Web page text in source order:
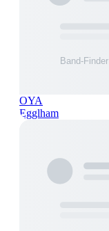
OYA
Egglham